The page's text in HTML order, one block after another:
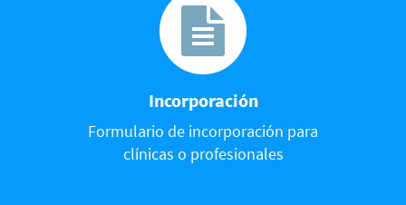
Incorporación
Formulario de incorporación para
clínicas o profesionales